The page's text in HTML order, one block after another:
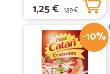
1,25 € 1,39 €
-10%